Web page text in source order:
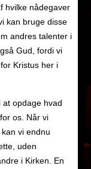
hvilke nådegaver
kan bruge disse
andres talenter i
Gud, fordi vi
Kristus her i
opdage hvad
os. Når vi
vi endnu
uden
i Kirken. En